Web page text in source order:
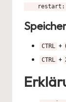
CTRL +
CTRL +